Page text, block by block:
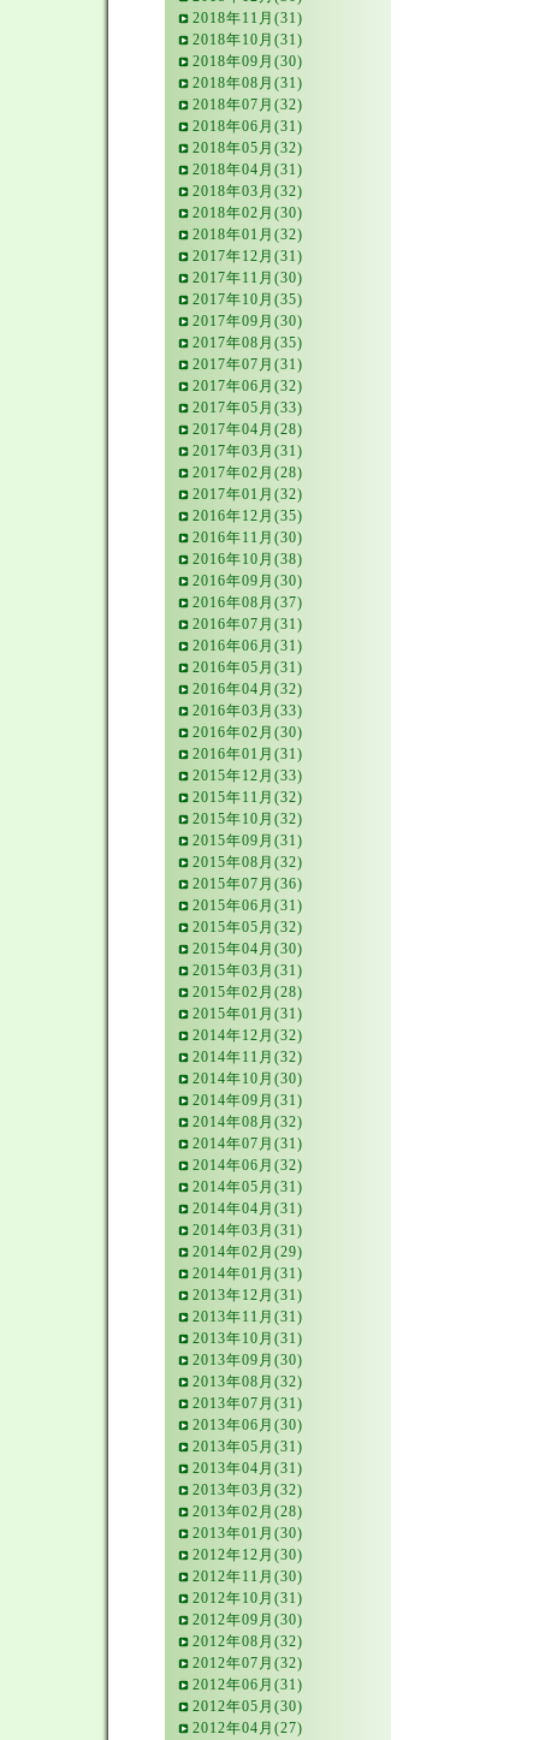
2018年11月(31)
2018年10月(31)
2018年09月(30)
2018年08月(31)
2018年07月(32)
2018年06月(31)
2018年05月(32)
2018年04月(31)
2018年03月(32)
2018年02月(30)
2018年01月(32)
2017年12月(31)
2017年11月(30)
2017年10月(35)
2017年09月(30)
2017年08月(35)
2017年07月(31)
2017年06月(32)
2017年05月(33)
2017年04月(28)
2017年03月(31)
2017年02月(28)
2017年01月(32)
2016年12月(35)
2016年11月(30)
2016年10月(38)
2016年09月(30)
2016年08月(37)
2016年07月(31)
2016年06月(31)
2016年05月(31)
2016年04月(32)
2016年03月(33)
2016年02月(30)
2016年01月(31)
2015年12月(33)
2015年11月(32)
2015年10月(32)
2015年09月(31)
2015年08月(32)
2015年07月(36)
2015年06月(31)
2015年05月(32)
2015年04月(30)
2015年03月(31)
2015年02月(28)
2015年01月(31)
2014年12月(32)
2014年11月(32)
2014年10月(30)
2014年09月(31)
2014年08月(32)
2014年07月(31)
2014年06月(32)
2014年05月(31)
2014年04月(31)
2014年03月(31)
2014年02月(29)
2014年01月(31)
2013年12月(31)
2013年11月(31)
2013年10月(31)
2013年09月(30)
2013年08月(32)
2013年07月(31)
2013年06月(30)
2013年05月(31)
2013年04月(31)
2013年03月(32)
2013年02月(28)
2013年01月(30)
2012年12月(30)
2012年11月(30)
2012年10月(31)
2012年09月(30)
2012年08月(32)
2012年07月(32)
2012年06月(31)
2012年05月(30)
2012年04月(27)